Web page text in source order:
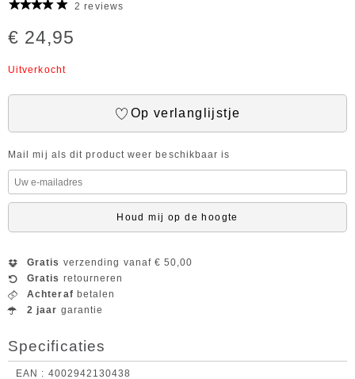
2 reviews
€ 24,95
Uitverkocht
Op verlanglijstje
Mail mij als dit product weer beschikbaar is
Houd mij op de hoogte
Gratis verzending vanaf € 50,00
Gratis retourneren
Achteraf betalen
2 jaar garantie
Specificaties
EAN 4002942130438